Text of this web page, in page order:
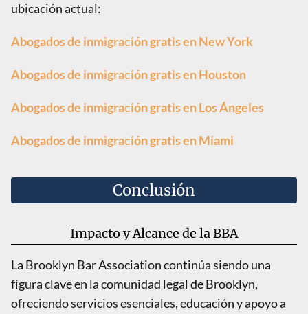
ubicación actual:
Abogados de inmigración gratis en New York
Abogados de inmigración gratis en Houston
Abogados de inmigración gratis en Los Ángeles
Abogados de inmigración gratis en Miami
Conclusión
Impacto y Alcance de la BBA
La Brooklyn Bar Association continúa siendo una
figura clave en la comunidad legal de Brooklyn,
ofreciendo servicios esenciales, educación y apoyo a